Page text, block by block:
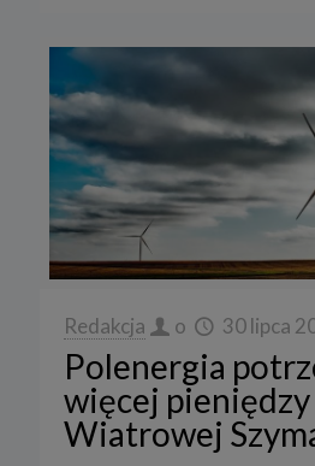
Redakcja o 30 lipca
Polenergia
więcej
Wiatrowej